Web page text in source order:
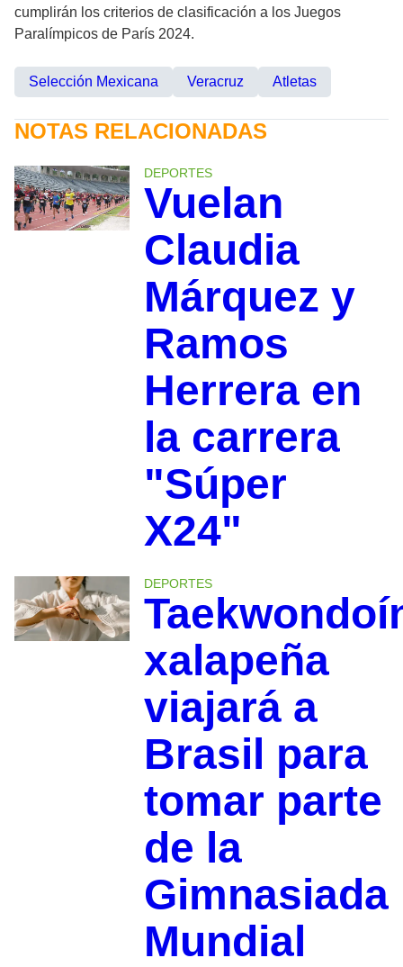
cumplirán los criterios de clasificación a los Juegos
Paralímpicos de París 2024.
Selección Mexicana Veracruz Atletas
NOTAS RELACIONADAS
DEPORTES
Vuelan
Claudia
Márquez y
Ramos
Herrera en
la carrera
"Súper
X24"
DEPORTES
xalapeña
viajará a
Brasil para
tomar parte
de la
Gimnasiada
Mundial